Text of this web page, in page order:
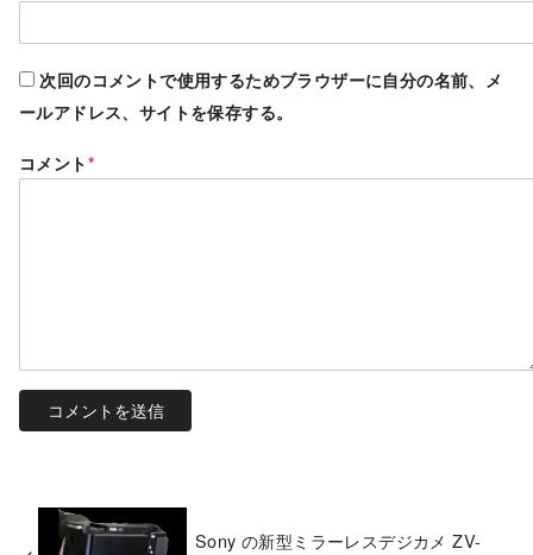
次回のコメントで使用するためブラウザーに自分の名前、メ
ールアドレス、サイトを保存する。
コメント*
Sony の新型ミラーレスデジカメ ZV-